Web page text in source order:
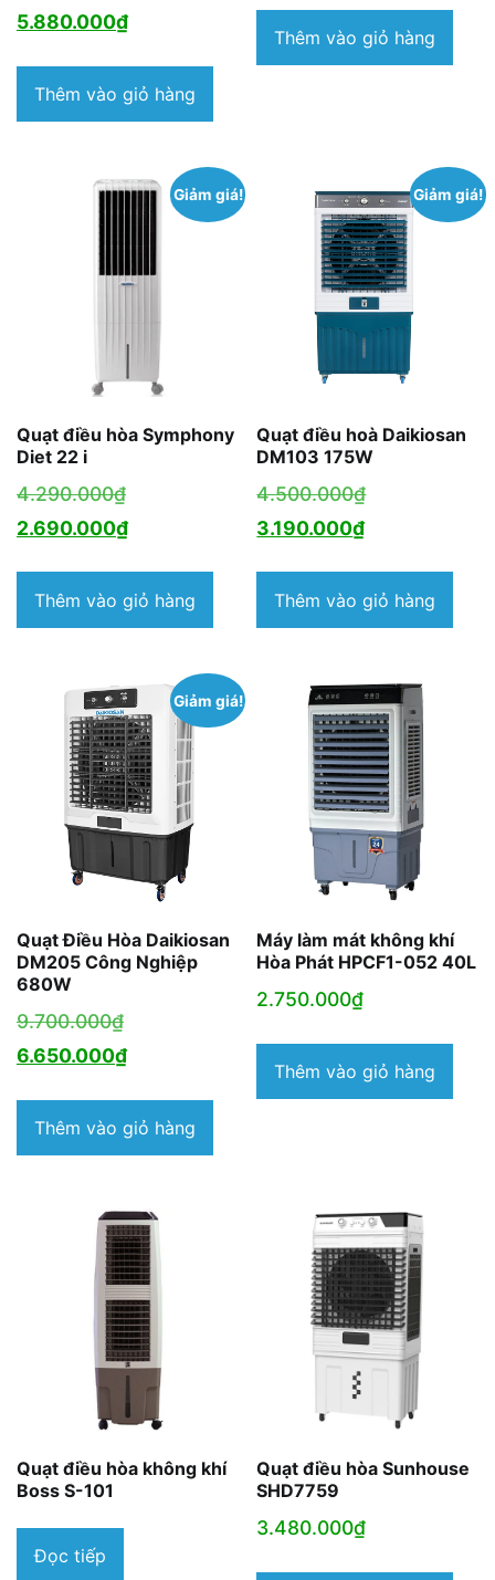
gốc
6.650.000₫.
5.880.000₫Giá
tại
là:
Thêm vào giỏ hàng
Thêm vào giỏ hàng
Giảm giá!
Quạt điều hòa Symphony
Diet 22 i
4.290.000₫Giá
gốc
4.290.000₫.
2.690.000₫Giá
tại
là:
Thêm vào giỏ hàng
Giảm giá!
Quạt điều hoà Daikiosan
DM103 175W
4.500.000₫Giá
gốc
4.500.000₫.
3.190.000₫Giá
tại
là:
Thêm vào giỏ hàng
Giảm giá!
Quạt Điều Hòa Daikiosan
DM205 Công Nghiệp
680W
9.700.000₫Giá
gốc
9.700.000₫.
6.650.000₫Giá
tại
là:
Thêm vào giỏ hàng
Máy làm mát không khí
Hòa Phát HPCF1-052 40L
2.750.000₫
Thêm vào giỏ hàng
Quạt điều hòa không khí
Boss S-101
Đọc tiếp
Quạt điều hòa Sunhouse
SHD7759
3.480.000₫